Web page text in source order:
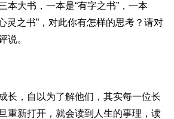
本大书，一本是“有字之书”，一本
灵之书”，对此你有怎样的思考？请对
说。
长，自以为了解他们，其实每一位长
重新打开，就会读到人生的事理，读